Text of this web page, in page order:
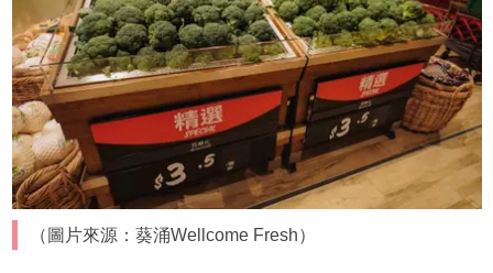
（圖片來源：葵涌Wellcome Fresh）